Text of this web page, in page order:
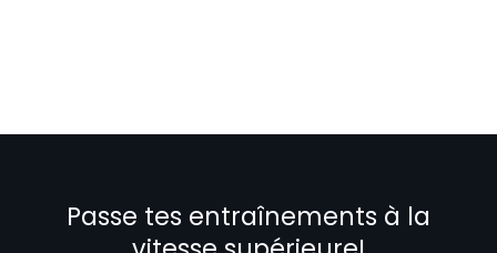
Passe tes entraînements à la